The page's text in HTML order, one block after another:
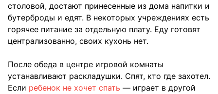
столовой, достают принесенные из дома напитки и
бутерброды и едят. В некоторых учреждениях есть
горячее питание за отдельную плату. Еду готовят
централизованно, своих кухонь нет.
После обеда в центре игровой комнаты
устанавливают раскладушки. Спят, кто где захотел.
Если ребенок не хочет спать — играет в другой